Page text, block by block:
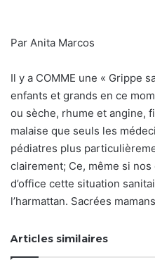
Par Anita Marcos
Il y a COMME une « Grippe
enfants et grands en ce
ou sèche, rhume et angine,
malaise que seuls les
pédiatres plus
clairement; Ce, même si
d’office cette situation
l’harmattan. Sacrées
Articles similaires